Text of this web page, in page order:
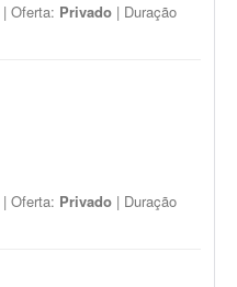
| Oferta: Privado | Duração
| Oferta: Privado | Duração